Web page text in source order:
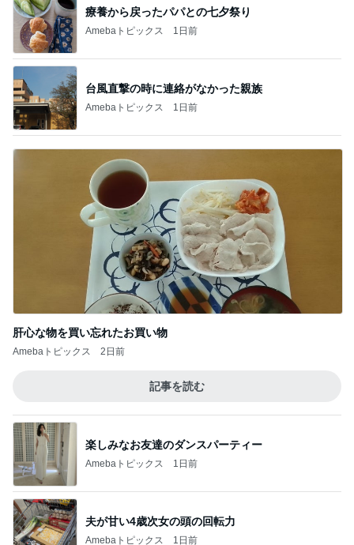
療養から戻ったパパとの七夕祭り
Amebaトピックス 1日前
台風直撃の時に連絡がなかった親族
Amebaトピックス 1日前
肝心な物を買い忘れたお買い物
Amebaトピックス 2日前
記事を読む
楽しみなお友達のダンスパーティー
Amebaトピックス 1日前
夫が甘い4歳次女の頭の回転力
Amebaトピックス 1日前